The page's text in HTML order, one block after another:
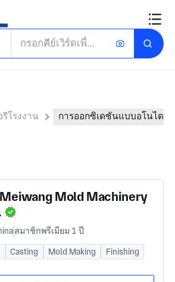
รีโรงงาน การออกซิเดชันแบบอโนไดซ์
Mold Machinery
สมาชิกพรีเมียม 1 ปี
Casting Mold Making
Finishing